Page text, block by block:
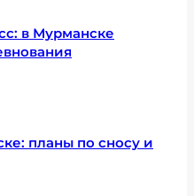
в Мурманске
планы по сносу и